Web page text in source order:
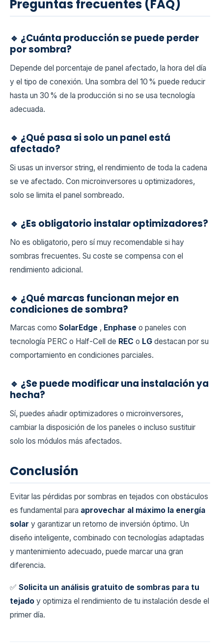
Preguntas frecuentes (FAQ)
🔹 ¿Cuánta producción se puede perder
por sombra?
Depende del porcentaje de panel afectado, la hora del día
y el tipo de conexión. Una sombra del 10 % puede reducir
hasta un 30 % de la producción si no se usa tecnología
adecuada.
🔹 ¿Qué pasa si solo un panel está
afectado?
Si usas un inversor string, el rendimiento de toda la cadena
se ve afectado. Con microinversores u optimizadores,
solo se limita el panel sombreado.
🔹 ¿Es obligatorio instalar optimizadores?
No es obligatorio, pero sí muy recomendable si hay
sombras frecuentes. Su coste se compensa con el
rendimiento adicional.
🔹 ¿Qué marcas funcionan mejor en
condiciones de sombra?
Marcas como SolarEdge , Enphase o paneles con
tecnología PERC o Half-Cell de REC o LG destacan por su
comportamiento en condiciones parciales.
🔹 ¿Se puede modificar una instalación ya
hecha?
Sí, puedes añadir optimizadores o microinversores,
cambiar la disposición de los paneles o incluso sustituir
solo los módulos más afectados.
Conclusión
Evitar las pérdidas por sombras en tejados con obstáculos
es fundamental para aprovechar al máximo la energía
solar y garantizar un retorno de inversión óptimo. Un
diseño inteligente, combinado con tecnologías adaptadas
y mantenimiento adecuado, puede marcar una gran
diferencia.
✅ Solicita un análisis gratuito de sombras para tu
tejado y optimiza el rendimiento de tu instalación desde el
primer día.